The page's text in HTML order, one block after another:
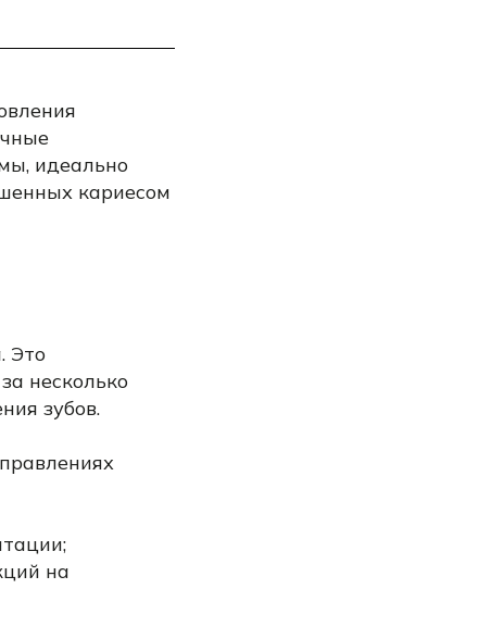
идеально
кариесом
Это
несколько
зубов.
на